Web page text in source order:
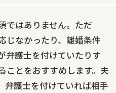
ではありません。ただ
じなかったり、離婚条件
弁護士を付けていたりす
ことをおすすめします。夫
弁護士を付けていれば相手